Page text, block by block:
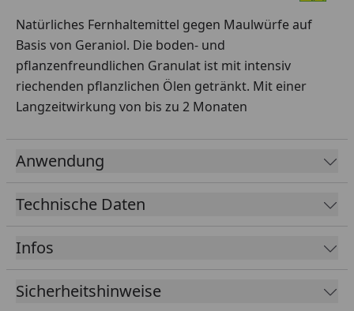
Natürliches Fernhaltemittel gegen Maulwürfe auf
Basis von Geraniol. Die boden- und
pflanzenfreundlichen Granulat ist mit intensiv
riechenden pflanzlichen Ölen getränkt. Mit einer
Langzeitwirkung von bis zu 2 Monaten
Anwendung
Technische Daten
Infos
Sicherheitshinweise